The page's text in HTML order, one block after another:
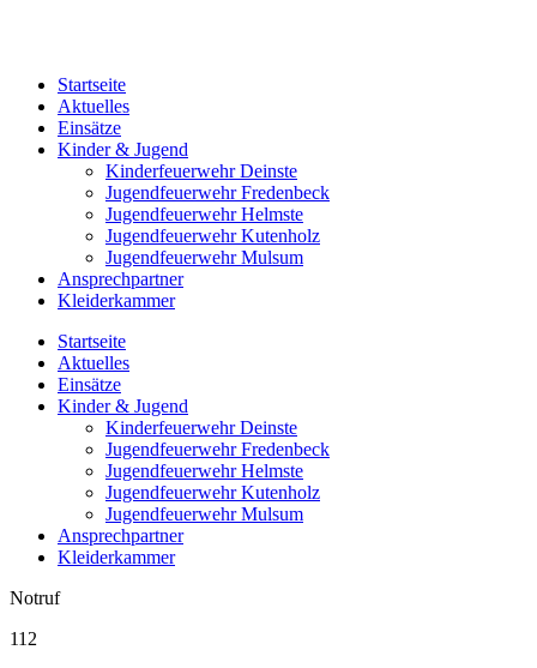
Startseite
Aktuelles
Einsätze
Kinder & Jugend
Kinderfeuerwehr Deinste
Jugendfeuerwehr Fredenbeck
Jugendfeuerwehr Helmste
Jugendfeuerwehr Kutenholz
Jugendfeuerwehr Mulsum
Ansprechpartner
Kleiderkammer
Startseite
Aktuelles
Einsätze
Kinder & Jugend
Kinderfeuerwehr Deinste
Jugendfeuerwehr Fredenbeck
Jugendfeuerwehr Helmste
Jugendfeuerwehr Kutenholz
Jugendfeuerwehr Mulsum
Ansprechpartner
Kleiderkammer
Notruf
112